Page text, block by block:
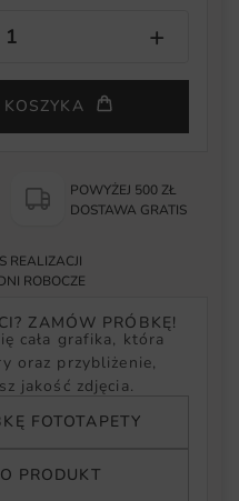
POWYŻEJ 500 ZŁ
DOSTAWA GRATIS
REALIZACJI
ROBOCZE
ZAMÓW PRÓBKĘ!
cała grafika, która
oraz przybliżenie,
jakość zdjęcia.
FOTOTAPETY
PRODUKT